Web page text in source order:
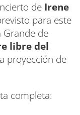
de Irene
para este
Grande de
libre del
proyección de
completa: